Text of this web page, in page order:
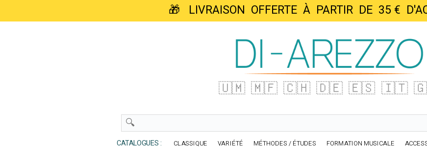
🎁 LIVRAISON OFFERTE À PARTIR DE 35 €
🇺🇲 🇲🇫 🇨🇭 🇩🇪 🇪🇸 🇮🇹
CATALOGUES : CLASSIQUE VARIÉTÉ MÉTHODES / ÉTUDES FORMATION MUSICALE